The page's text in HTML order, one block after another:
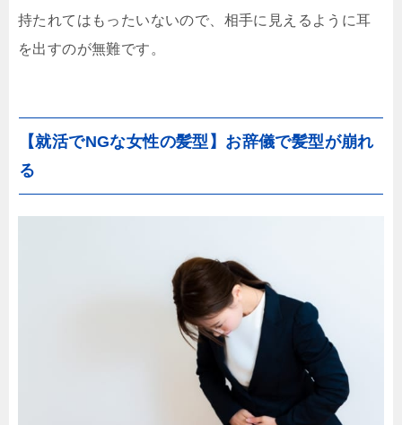
持たれてはもったいないので、相手に見えるように耳
を出すのが無難です。
【就活でNGな女性の髪型】お辞儀で髪型が崩れ
る